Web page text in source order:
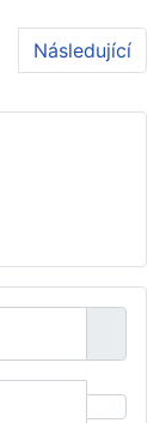
Technické
Další článek:
Následující